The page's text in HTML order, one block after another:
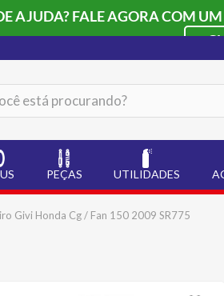
AJUDA? FALE AGORA COM
está procurando?
PEÇAS UTILIDADES
Givi Honda Cg / Fan 150 2009 SR775